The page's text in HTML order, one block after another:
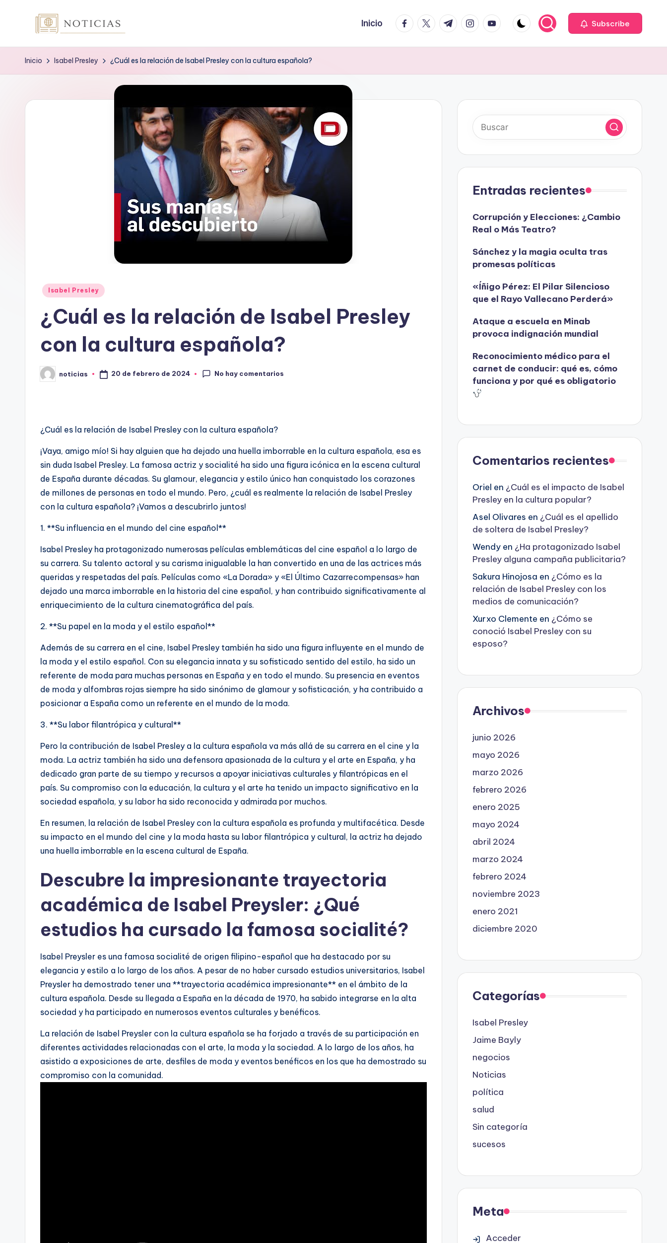
contenido
n
o
i
Inicio facebook.com
twitter.com
t.me instagram.com
youtube.com Subscribe
Inicio Isabel Presley ¿Cuál es la relación de Isabel Presley con la cultura española?
Publicado
Isabel Presley
¿Cuál es la relación de Isabel Presley
con la cultura española?
Publicado
por
noticias 20 de febrero de 2024 No hay comentarios
¿Cuál es la relación de Isabel Presley con la cultura española?
¡Vaya, amigo mío! Si hay alguien que ha dejado una huella imborrable en la cultura española, esa es
sin duda Isabel Presley. La famosa actriz y socialité ha sido una figura icónica en la escena cultural
de España durante décadas. Su glamour, elegancia y estilo único han conquistado los corazones
de millones de personas en todo el mundo. Pero, ¿cuál es realmente la relación de Isabel Presley
con la cultura española? ¡Vamos a descubrirlo juntos!
1. **Su influencia en el mundo del cine español**
Isabel Presley ha protagonizado numerosas películas emblemáticas del cine español a lo largo de
su carrera. Su talento actoral y su carisma inigualable la han convertido en una de las actrices más
queridas y respetadas del país. Películas como «La Dorada» y «El Último Cazarrecompensas» han
dejado una marca imborrable en la historia del cine español, y han contribuido significativamente al
enriquecimiento de la cultura cinematográfica del país.
2. **Su papel en la moda y el estilo español**
Además de su carrera en el cine, Isabel Presley también ha sido una figura influyente en el mundo de
la moda y el estilo español. Con su elegancia innata y su sofisticado sentido del estilo, ha sido un
referente de moda para muchas personas en España y en todo el mundo. Su presencia en eventos
de moda y alfombras rojas siempre ha sido sinónimo de glamour y sofisticación, y ha contribuido a
posicionar a España como un referente en el mundo de la moda.
3. **Su labor filantrópica y cultural**
Pero la contribución de Isabel Presley a la cultura española va más allá de su carrera en el cine y la
moda. La actriz también ha sido una defensora apasionada de la cultura y el arte en España, y ha
dedicado gran parte de su tiempo y recursos a apoyar iniciativas culturales y filantrópicas en el
país. Su compromiso con la educación, la cultura y el arte ha tenido un impacto significativo en la
sociedad española, y su labor ha sido reconocida y admirada por muchos.
En resumen, la relación de Isabel Presley con la cultura española es profunda y multifacética. Desde
su impacto en el mundo del cine y la moda hasta su labor filantrópica y cultural, la actriz ha dejado
una huella imborrable en la escena cultural de España.
Descubre la impresionante trayectoria
académica de Isabel Preysler: ¿Qué
estudios ha cursado la famosa socialité?
Isabel Preysler es una famosa socialité de origen filipino-español que ha destacado por su
elegancia y estilo a lo largo de los años. A pesar de no haber cursado estudios universitarios, Isabel
Preysler ha demostrado tener una **trayectoria académica impresionante** en el ámbito de la
cultura española. Desde su llegada a España en la década de 1970, ha sabido integrarse en la alta
sociedad y ha participado en numerosos eventos culturales y benéficos.
La relación de Isabel Preysler con la cultura española se ha forjado a través de su participación en
diferentes actividades relacionadas con el arte, la moda y la sociedad. A lo largo de los años, ha
asistido a exposiciones de arte, desfiles de moda y eventos benéficos en los que ha demostrado su
compromiso con la comunidad.
Entradas recientes
Corrupción y Elecciones: ¿Cambio
Real o Más Teatro?
Sánchez y la magia oculta tras
promesas políticas
«Íñigo Pérez: El Pilar Silencioso
que el Rayo Vallecano Perderá»
Ataque a escuela en Minab
provoca indignación mundial
Reconocimiento médico para el
carnet de conducir: qué es, cómo
funciona y por qué es obligatorio
Comentarios recientes
Oriel en ¿Cuál es el impacto de Isabel
Presley en la cultura popular?
Asel Olivares en ¿Cuál es el apellido
de soltera de Isabel Presley?
Wendyen ¿Ha protagonizado Isabel
Presley alguna campaña publicitaria?
Sakura Hinojosa en ¿Cómo es la
relación de Isabel Presley con los
medios de comunicación?
Xurxo Clemente en ¿Cómo se
conoció Isabel Presley con su
esposo?
Archivos
junio 2026
mayo 2026
marzo 2026
febrero 2026
enero 2025
mayo 2024
abril 2024
marzo 2024
febrero 2024
noviembre 2023
enero 2021
diciembre 2020
Categorías
Isabel Presley
Jaime Bayly
negocios
Noticias
política
salud
Sin categoría
sucesos
Meta
Acceder